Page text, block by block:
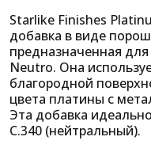
Starlike Finishes
добавка в виде
предназначенная
Neutro. Она
благородной
цвета платины с
Эта добавка
C.340 (нейтральный).